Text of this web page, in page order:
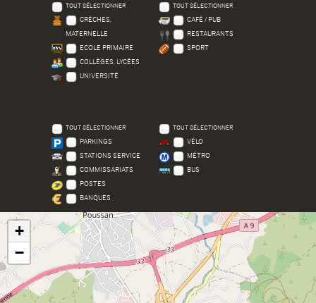
TOUT SÉLECTIONNER
CRÈCHES,
MATERNELLE
ECOLE PRIMAIRE
COLLÈGES, LYCÉES
UNIVERSITÉ
TOUT SÉLECTIONNER
CAFÉ / PUB
RESTAURANTS
SPORT
TOUT SÉLECTIONNER
PARKINGS
STATIONS SERVICE
COMMISSARIATS
POSTES
BANQUES
TOUT SÉLECTIONNER
VÉLO
MÉTRO
BUS
+
−